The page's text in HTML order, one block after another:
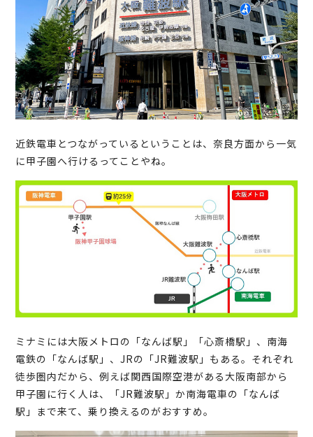
近鉄電車とつながっているということは、奈良方面から一気
に甲子園へ行けるってことやね。
ミナミには大阪メトロの「なんば駅」「心斎橋駅」、南海
電鉄の「なんば駅」、JRの「JR難波駅」もある。それぞれ
徒歩圏内だから、例えば関西国際空港がある大阪南部から
甲子園に行く人は、「JR難波駅」か南海電車の「なんば
駅」まで来て、乗り換えるのがおすすめ。